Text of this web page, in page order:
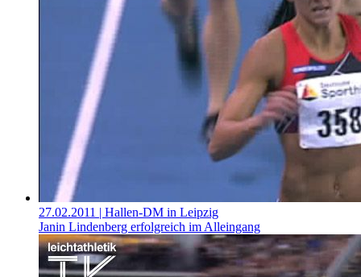
27.02.2011 | Hallen-DM in Leipzig
Janin Lindenberg erfolgreich im Alleingang